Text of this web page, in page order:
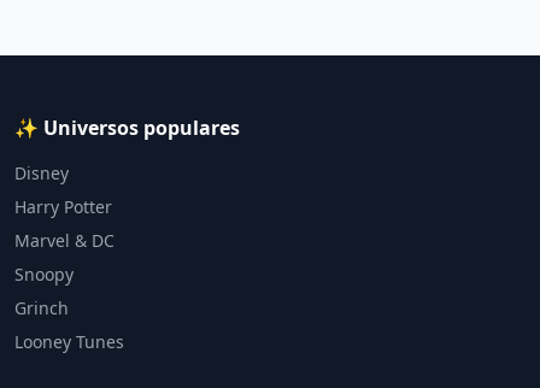
✨ Universos populares
Disney
Harry Potter
Marvel & DC
Snoopy
Grinch
Looney Tunes